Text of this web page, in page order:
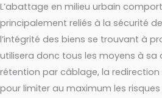
L’abattage en milieu urbain
principalement reliés à la sécurité
l’intégrité des biens se trouvant à
utilisera donc tous les moyens à sa
rétention par câblage, la
pour limiter au maximum les